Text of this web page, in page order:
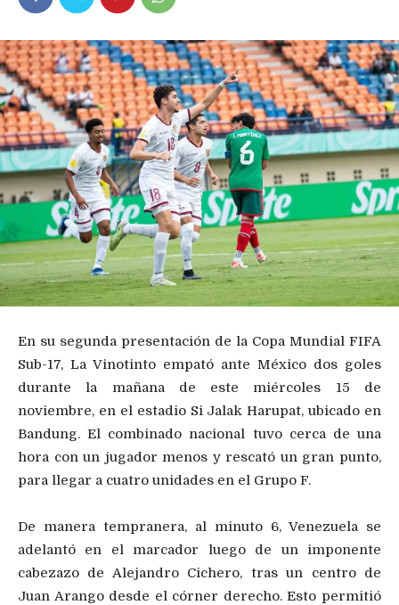
En su segunda presentación de la Copa Mundial FIFA
Sub-17, La Vinotinto empató ante México dos goles
durante la mañana de este miércoles 15 de
noviembre, en el estadio Si Jalak Harupat, ubicado en
Bandung. El combinado nacional tuvo cerca de una
hora con un jugador menos y rescató un gran punto,
para llegar a cuatro unidades en el Grupo F.
De manera tempranera, al minuto 6, Venezuela se
adelantó en el marcador luego de un imponente
cabezazo de Alejandro Cichero, tras un centro de
Juan Arango desde el córner derecho. Esto permitió